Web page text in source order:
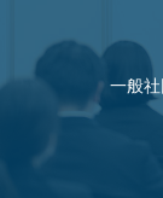
一般